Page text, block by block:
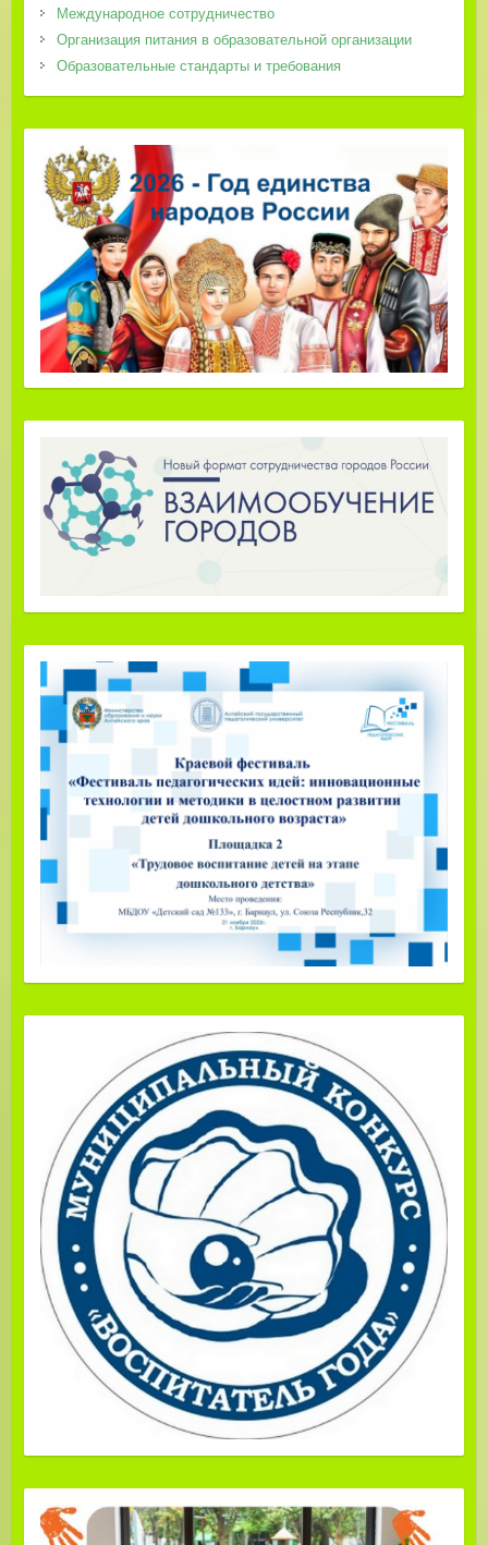
Международное сотрудничество
Организация питания в образовательной организации
Образовательные стандарты и требования